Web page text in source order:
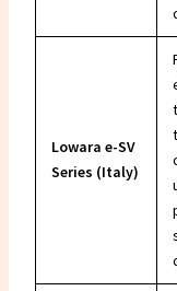
Lowara e-SV
Series (Italy)